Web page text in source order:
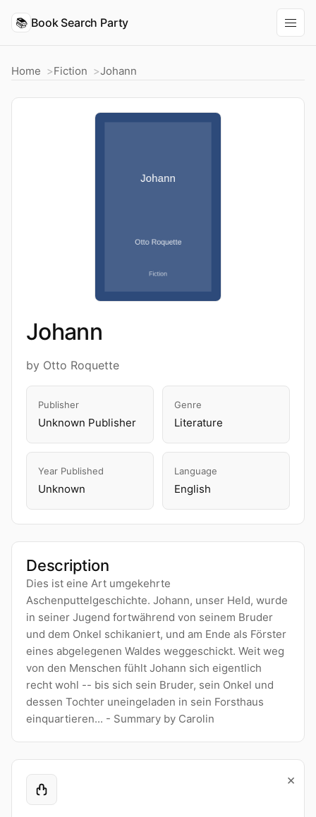
📚 Book Search Party
Home Fiction Johann
Johann
by Otto Roquette
Publisher
Unknown Publisher
Genre
Literature
Year Published
Unknown
Language
English
Description
Dies ist eine Art umgekehrte
Aschenputtelgeschichte. Johann, unser Held, wurde
in seiner Jugend fortwährend von seinem Bruder
und dem Onkel schikaniert, und am Ende als Förster
eines abgelegenen Waldes weggeschickt. Weit weg
von den Menschen fühlt Johann sich eigentlich
recht wohl -- bis sich sein Bruder, sein Onkel und
dessen Tochter uneingeladen in sein Forsthaus
einquartieren... - Summary by Carolin
×